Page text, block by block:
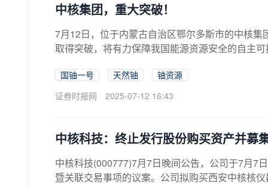
中核集团，重大突破！
7月12日，位于内蒙古自治区鄂尔多斯市的中核集
取得突破，将有力保障我国能源资源安全的自主
国铀一号 天然铀
铀资源
证券时报网
2025-07-12 16:43
中核科技：终止发行股份购买资产并募
中核科技(000777)7月7日晚间公告，公司于7月7
暨关联交易事项的议案。公司拟购买西安中核核